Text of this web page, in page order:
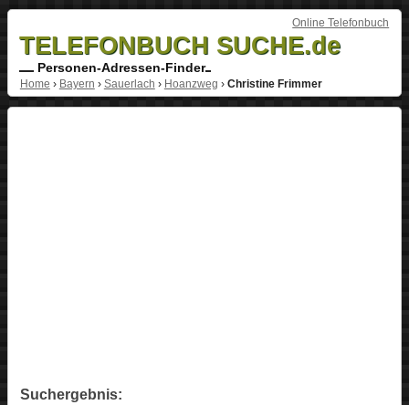
Online Telefonbuch
TELEFONBUCH SUCHE.de
Personen-Adressen-Finder
Home › Bayern › Sauerlach › Hoanzweg › Christine Frimmer
Suchergebnis: